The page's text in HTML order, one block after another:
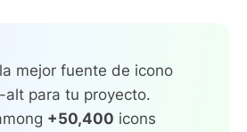
mejor fuente de icono
alt para tu proyecto.
+50,400 icons